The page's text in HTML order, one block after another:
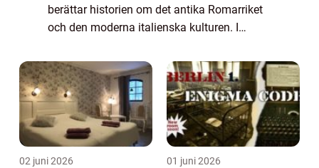
berättar historien om det antika Romarriket
och den moderna italienska kulturen. I
sevärdheterna i Rom, deras popularitet och...
02 juni 2026 01 juni 2026